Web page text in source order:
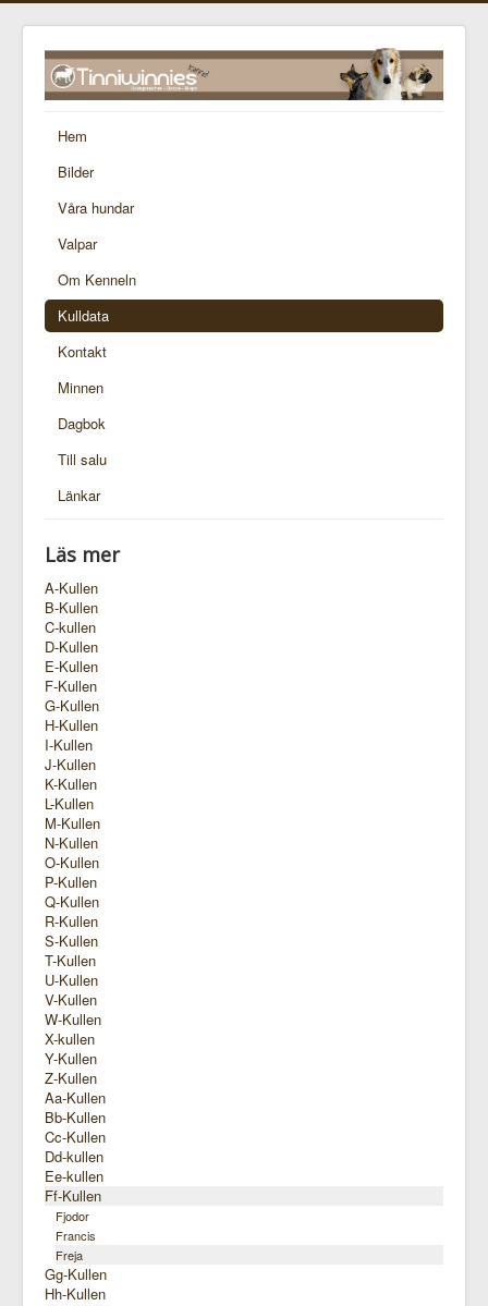
Hem
Bilder
Våra hundar
Valpar
Om Kenneln
Kulldata
Kontakt
Minnen
Dagbok
Till salu
Länkar
Läs mer
A-Kullen
B-Kullen
C-kullen
D-Kullen
E-Kullen
F-Kullen
G-Kullen
H-Kullen
I-Kullen
J-Kullen
K-Kullen
L-Kullen
M-Kullen
N-Kullen
O-Kullen
P-Kullen
Q-Kullen
R-Kullen
S-Kullen
T-Kullen
U-Kullen
V-Kullen
W-Kullen
X-kullen
Y-Kullen
Z-Kullen
Aa-Kullen
Bb-Kullen
Cc-Kullen
Dd-kullen
Ee-kullen
Ff-Kullen
Fjodor
Francis
Freja
Gg-Kullen
Hh-Kullen